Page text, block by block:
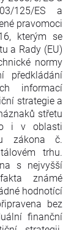
125/ES a
pravomoci
kterým se
a Rady (EU)
normy
předkládání
informací
strategie a
střetu
i v oblasti
zákona č.
trhu.
s nejvyšší
známé
hodnotící
bez
finanční